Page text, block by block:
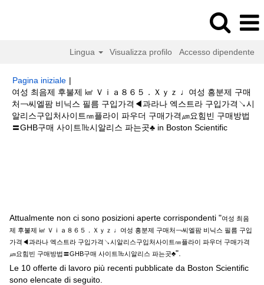
Lingua Visualizza profilo Accesso dipendente
Pagina iniziale |
여성 최음제 후불제 ㎢ Ｖｉａ８６５．Ｘｙｚ ♩여성 흥분제 구매
처￢씨엘팜 비닉스 필름 구입가격◀과라나 엑스트라 구입가격↘시
알리스구입처사이트㎚플라이 파우더 구매가격㎛요힘빈 구매방법
〓GHB구매 사이트㎔시알리스 파는곳♣ in Boston Scientific(pagina
Attualmente non ci sono posizioni aperte corrispondenti "여성 최음
제 후불제 ㎢ Ｖｉａ８６５．Ｘｙｚ ♩여성 흥분제 구매처￢씨엘팜 비닉스 필름 구입
가격◀과라나 엑스트라 구입가격↘시알리스구입처사이트㎚플라이 파우더 구매가격
㎛요힘빈 구매방법〓GHB구매 사이트㎔시알리스 파는곳♣".
Le 10 offerte di lavoro più recenti pubblicate da Boston Scientific
sono elencate di seguito.